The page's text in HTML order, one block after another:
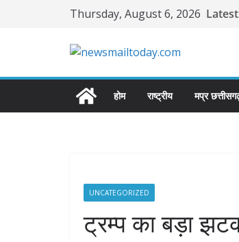
Thursday, August 6, 2026
होम राष्ट्रीय मप्र
UNCATEGORIZED
ट्रम्प का बड़ा